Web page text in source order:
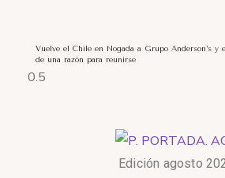
Vuelve el Chile en Nogada a Grupo Anderson’s y
de una razón para reunirse
Edición agosto